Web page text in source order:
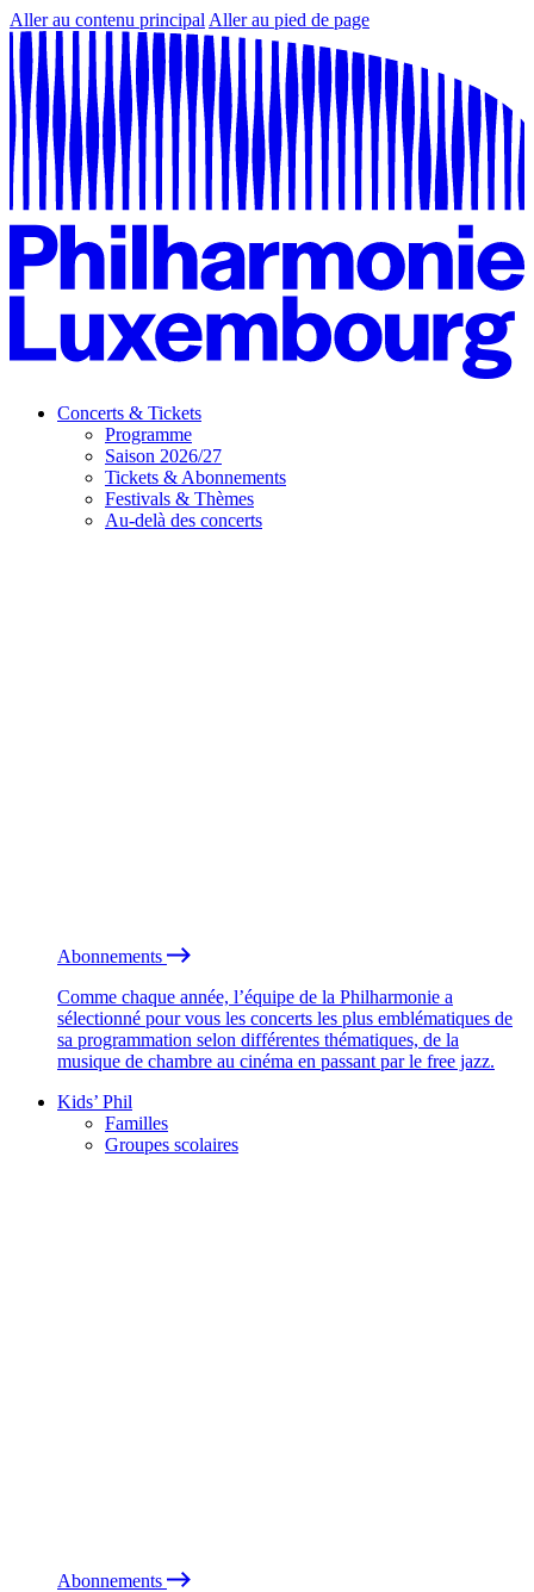
Aller au contenu principal Aller au pied de page
Concerts & Tickets
Programme
Saison 2026/27
Tickets & Abonnements
Festivals & Thèmes
Au-delà des concerts
Abonnements
Comme chaque année, l’équipe de la Philharmonie a
sélectionné pour vous les concerts les plus emblématiques de
sa programmation selon différentes thématiques, de la
musique de chambre au cinéma en passant par le free jazz.
Kids’ Phil
Familles
Groupes scolaires
Abonnements